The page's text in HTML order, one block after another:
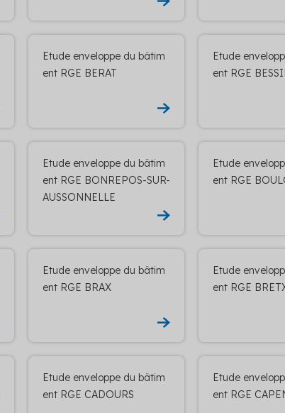
Etude enveloppe du bâtim
ent RGE BERAT
Etude
ent RGE
Etude enveloppe du bâtim
ent RGE BONREPOS-SUR-
AUSSONNELLE
Etude
ent RGE
Etude enveloppe du bâtim
ent RGE BRAX
Etude
ent RGE
Etude enveloppe du bâtim
ent RGE CADOURS
Etude
ent RGE